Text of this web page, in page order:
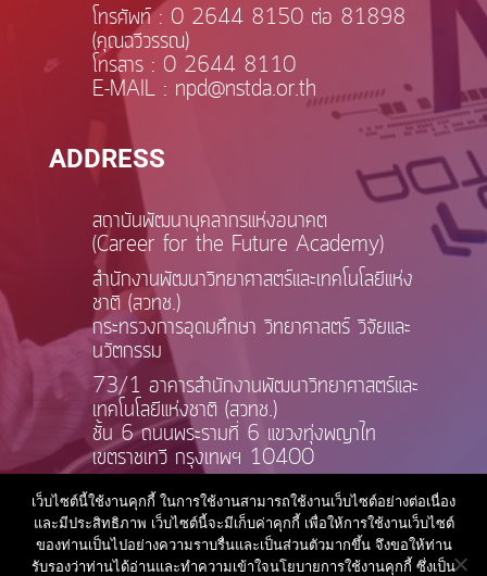
โทรศัพท์ : 0 2644 8150 ต่อ 81898
(คุณฉวีวรรณ)
โทรสาร : 0 2644 8110
E-MAIL : npd@nstda.or.th
ADDRESS
สถาบันพัฒนาบุคลากรแห่งอนาคต
(Career for the Future Academy)
สำนักงานพัฒนาวิทยาศาสตร์และเทคโนโลยีแห่ง
ชาติ (สวทช.)
กระทรวงการอุดมศึกษา วิทยาศาสตร์ วิจัยและ
นวัตกรรม
73/1 อาคารสำนักงานพัฒนาวิทยาศาสตร์และ
เทคโนโลยีแห่งชาติ (สวทช.)
ชั้น 6 ถนนพระรามที่ 6 แขวงทุ่งพญาไท
เขตราชเทวี กรุงเทพฯ 10400
เว็บไซต์นี้ใช้งานคุกกี้ ในการใช้งานสามารถใช้งานเว็บไซต์อย่างต่อเนื่อง
และมีประสิทธิภาพ เว็บไซต์นี้จะมีเก็บค่าคุกกี้ เพื่อให้การใช้งานเว็บไซต์
ของท่านเป็นไปอย่างความราบรื่นและเป็นส่วนตัวมากขึ้น จึงขอให้ท่าน
รับรองว่าท่านได้อ่านและทำความเข้าใจนโยบายการใช้งานคุกกี้ ซึ่งเป็น